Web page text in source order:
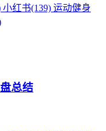
小红书(139) 运动健身
总结